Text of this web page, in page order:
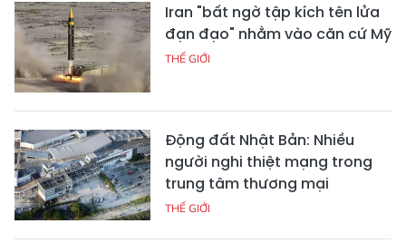
Iran "bất ngờ tập kích tên lửa
đạn đạo" nhằm vào căn cứ Mỹ
THẾ GIỚI
Động đất Nhật Bản: Nhiều
người nghi thiệt mạng trong
trung tâm thương mại
THẾ GIỚI